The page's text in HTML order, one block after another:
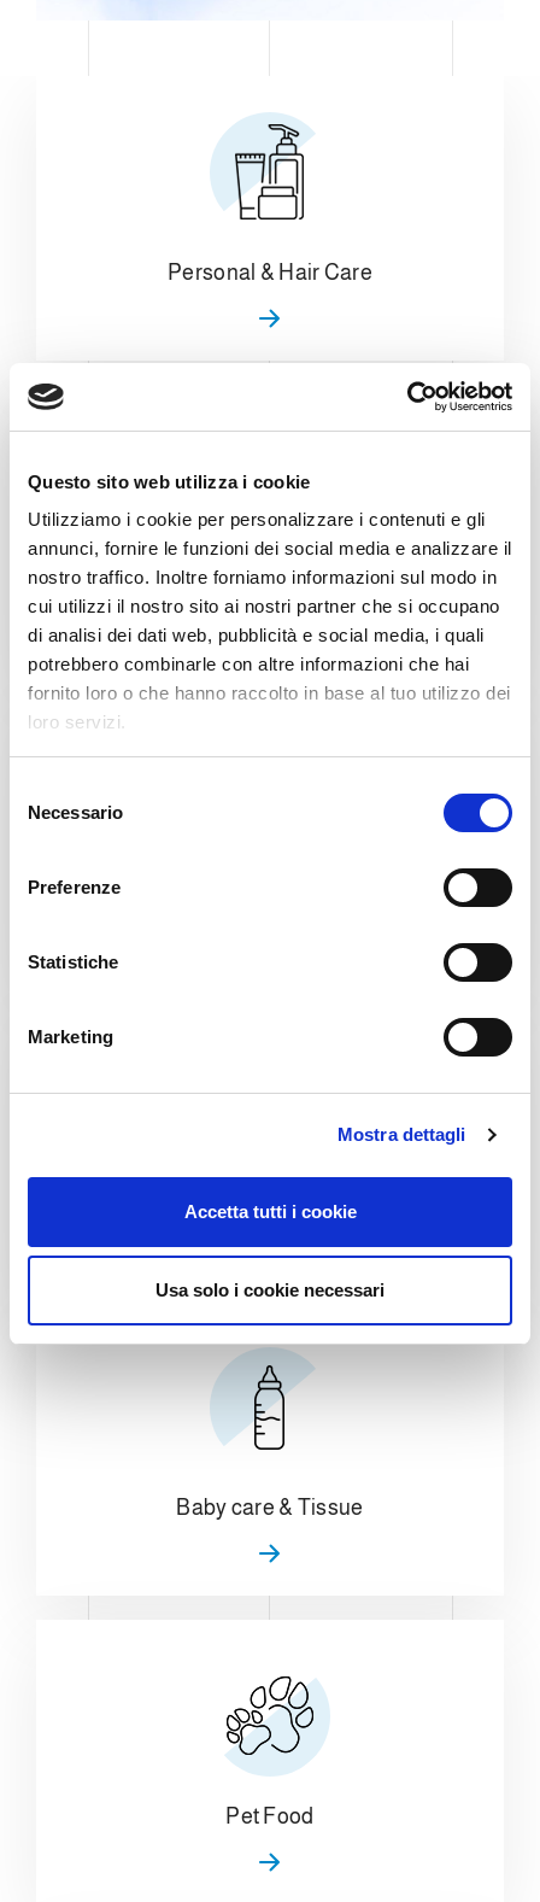
Questo sito web utilizza i cookie
Utilizziamo i cookie per personalizzare i contenuti e gli
annunci, fornire le funzioni dei social media e analizzare il
nostro traffico. Inoltre forniamo informazioni sul modo in
cui utilizzi il nostro sito ai nostri partner che si occupano
di analisi dei dati web, pubblicità e social media, i quali
potrebbero combinarle con altre informazioni che hai
fornito loro o che hanno raccolto in base al tuo utilizzo dei
loro servizi.
o
Necessario
Preferenze
Statistiche
Marketing
Mostra dettagli
Accetta tutti i cookie
Usa solo i cookie necessari
Personal & Hair Care
Cans & Ends Making
Baby care & Tissue
Pet Food